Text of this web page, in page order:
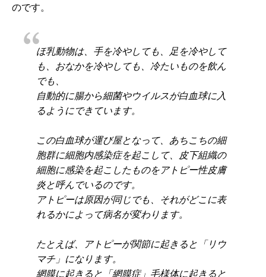
のです。
ほ乳動物は、手を冷やしても、足を冷やして
も、おなかを冷やしても、冷たいものを飲ん
でも、
自動的に腸から細菌やウイルスが白血球に入
るようにできています。
この白血球が運び屋となって、あちこちの細
胞群に細胞内感染症を起こして、皮下組織の
細胞に感染を起こしたものをアトピー性皮膚
炎と呼んでいるのです。
アトピーは原因が同じでも、それがどこに表
れるかによって病名が変わります。
たとえば、アトピーが関節に起きると「リウ
マチ」になります。
網膜に起きると「網膜症」毛様体に起きると